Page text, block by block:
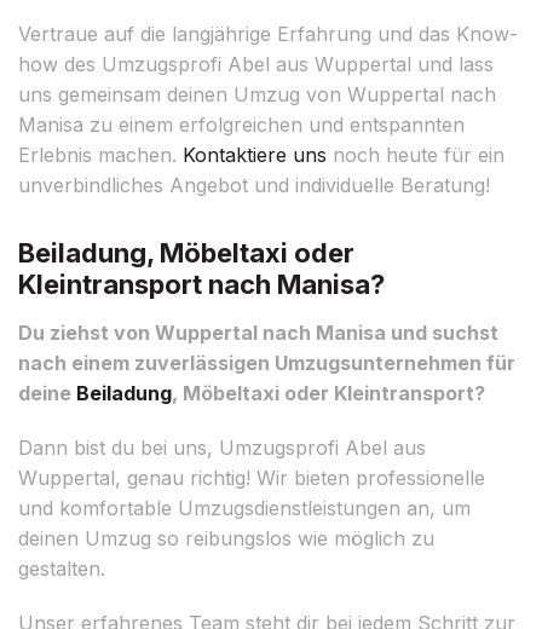
Vertraue auf die langjährige Erfahrung und das Know-
how des Umzugsprofi Abel aus Wuppertal und lass
uns gemeinsam deinen Umzug von Wuppertal nach
Manisa zu einem erfolgreichen und entspannten
Erlebnis machen. Kontaktiere uns noch heute für ein
unverbindliches Angebot und individuelle Beratung!
Beiladung, Möbeltaxi oder
Kleintransport nach Manisa?
Du ziehst von Wuppertal nach Manisa und suchst
nach einem zuverlässigen Umzugsunternehmen für
deine Beiladung, Möbeltaxi oder Kleintransport?
Dann bist du bei uns, Umzugsprofi Abel aus
Wuppertal, genau richtig! Wir bieten professionelle
und komfortable Umzugsdienstleistungen an, um
deinen Umzug so reibungslos wie möglich zu
gestalten.
Unser erfahrenes Team steht dir bei jedem Schritt zur